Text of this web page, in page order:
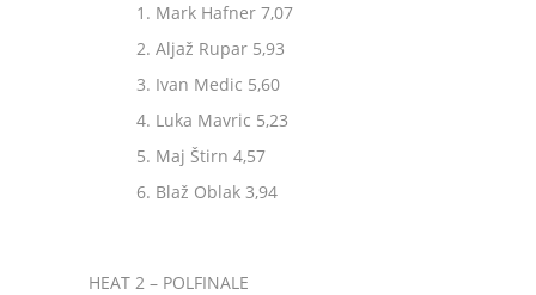
Mark Hafner 7,07
Aljaž Rupar 5,93
Ivan Medic 5,60
Luka Mavric 5,23
Maj Štirn 4,57
Blaž Oblak 3,94
HEAT 2 – POLFINALE